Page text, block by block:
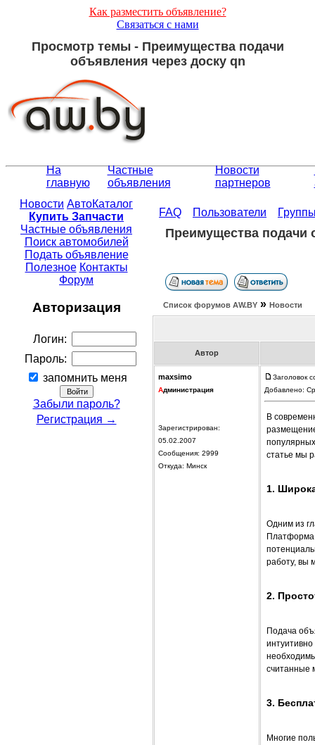
Как разместить объявление?
Связаться с нами
Просмотр темы - Преимущества подачи
объявления через доску qn
На
главную
Частные
объявления
Новости
партнеров
Новости АвтоКаталог
Купить Запчасти
Частные объявления
Поиск автомобилей
Подать объявление
Полезное Контакты
Форум
Авторизация
Логин:
Пароль:
запомнить меня
Забыли пароль?
Регистрация →
FAQ Пользователи
Преимущества подачи
Список форумов АW.BY » Новости
Автор
maxsimo
Администрация
Зарегистрирован:
05.02.2007
Сообщения: 2999
Откуда: Минск
Заголовок
Добавлено:
В
статье мы
1.
Одним из
Платформа
работу, вы
2.
Подача
считанные
3.
Многие